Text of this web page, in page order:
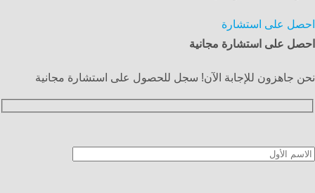
احصل على استشارة
احصل على استشارة مجانية
نحن جاهزون للإجابة الآن! سجل للحصول على استشارة مجانية